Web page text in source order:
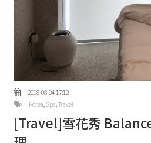
2018-08-04 17:12
Korea, Spa,Travel
[Travel]雪花秀